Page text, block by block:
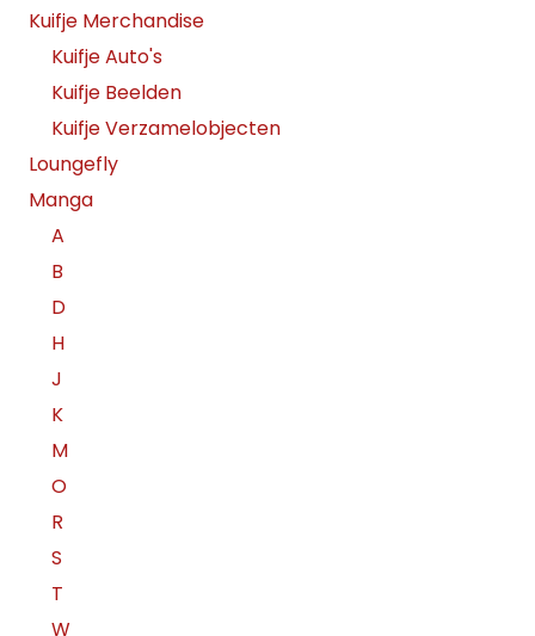
Kuifje Merchandise
Kuifje Auto's
Kuifje Beelden
Kuifje Verzamelobjecten
Loungefly
Manga
A
B
D
H
J
K
M
O
R
S
T
W